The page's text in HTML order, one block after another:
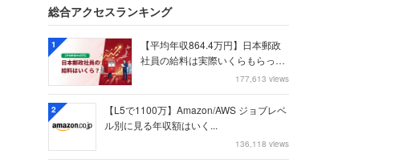
総合アクセスランキング
1
【平均年収864.4万円】日本郵政
社員の給料は実際いくらもらって
177,613 views
2
【L5で1100万】Amazon/AWS ジョブレベ
ル別に見る年収額はいく...
136,118 views